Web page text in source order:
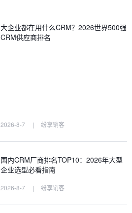
大企业都在用什么CRM？2026世界500强
CRM供应商排名
2026-8-7 | 纷享销客
国内CRM厂商排名TOP10：2026年大型
企业选型必看指南
2026-8-7 | 纷享销客